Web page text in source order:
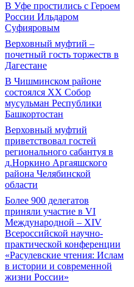
В Уфе простились с Героем
России Ильдаром
Суфияровым
Верховный муфтий –
почетный гость торжеств в
Дагестане
В Чишминском районе
состоялся XX Собор
мусульман Республики
Башкортостан
Верховный муфтий
приветствовал гостей
регионального сабантуя в
д.Норкино Аргаяшского
района Челябинской
области
Более 900 делегатов
приняли участие в VI
Международной – ХIV
Всероссийской научно-
практической конференции
«Расулевские чтения: Ислам
в истории и современной
жизни России»